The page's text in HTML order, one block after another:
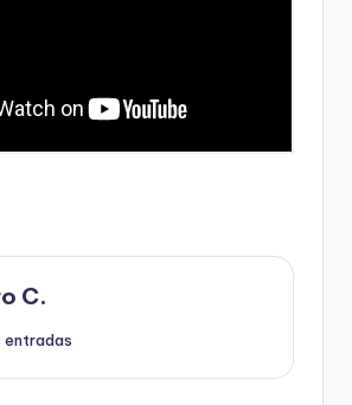
C.
entradas